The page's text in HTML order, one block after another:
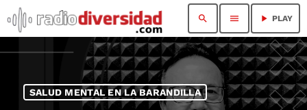
search menu play_arrow PLAY
SALUD MENTAL EN LA BARANDILLA